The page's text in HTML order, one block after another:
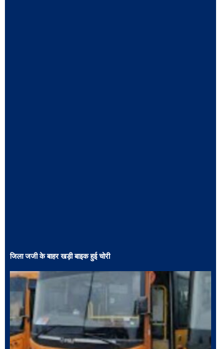
जिला जजी के बाहर खड़ी बाइक हुई चोरी